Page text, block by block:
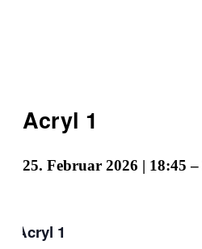
Acryl 1
25. Februar 2026 | 18:45 –
Acryl 1